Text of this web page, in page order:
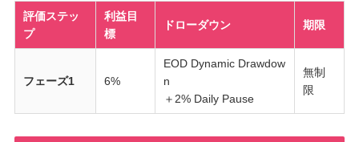
評価ステッ
プ
利益目
標
ドローダウン 期限
フェーズ1 6%
EOD Dynamic Drawdow
n
＋2% Daily Pause
無制
限